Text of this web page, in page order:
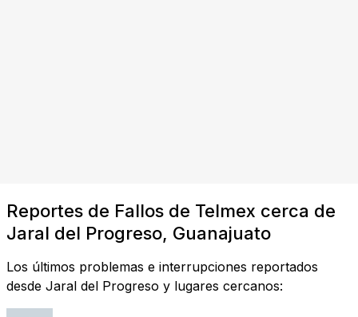
Reportes de Fallos de Telmex cerca de
Jaral del Progreso, Guanajuato
Los últimos problemas e interrupciones reportados
desde Jaral del Progreso y lugares cercanos: